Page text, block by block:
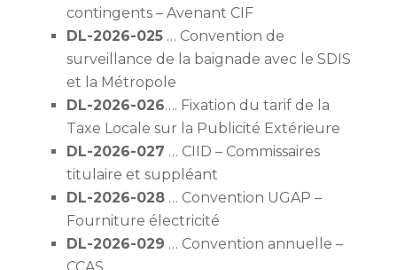
contingents – Avenant CIF
DL-2026-025 … Convention de
surveillance de la baignade avec le SDIS
et la Métropole
DL-2026-026…. Fixation du tarif de la
Taxe Locale sur la Publicité Extérieure
DL-2026-027 … CIID – Commissaires
titulaire et suppléant
DL-2026-028 … Convention UGAP –
Fourniture électricité
DL-2026-029 … Convention annuelle –